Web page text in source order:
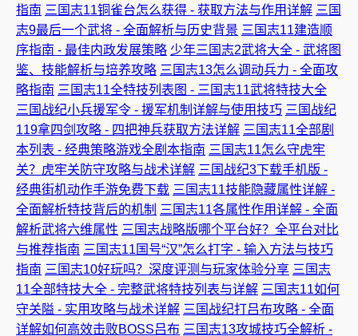
指南 三国志11铜雀台怎么获得 - 获取方法与作用详解 三国
志9最后一个武将 - 全面解析与历史背景 三国志11建造顺
序指南 - 最佳内政发展策略 少年三国志2武将大全 - 武将图
鉴、技能解析与培养攻略 三国志13怎么调动兵力 - 全面攻
略指南 三国志11全特技列表图 - 三国志11武将特技大全
三国战纪小兵援军令 - 援军机制详解与使用技巧 三国战纪
119拿四剑攻略 - 四把神兵获取方法详解 三国志11全部剧
本列表 - 经典策略游戏全剧本指南 三国志11怎么守虎牢
关？虎牢关防守攻略与战术详解 三国战纪3下载手机版 -
经典街机动作手游免费下载 三国志11技能隐藏属性详解 -
全面解析特技背后的机制 三国志11各属性作用详解 - 全面
解析武将六维属性 三国志战略版哪个平台好？全平台对比
与推荐指南 三国志11国号“汉”怎么打字 - 输入方法与技巧
指南 三国志10好玩吗？深度评测与玩家体验分享 三国志
11全部特技大全 - 完整武将特技列表与详解 三国志11如何
守关隘 - 实用攻略与战术详解 三国战纪打吕布攻略 - 全面
详解如何高效击败BOSS吕布 三国志13攻城技巧全解析 -